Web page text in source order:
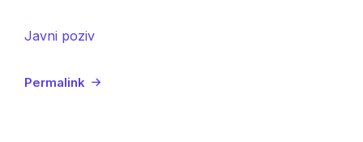
Javni poziv
Permalink